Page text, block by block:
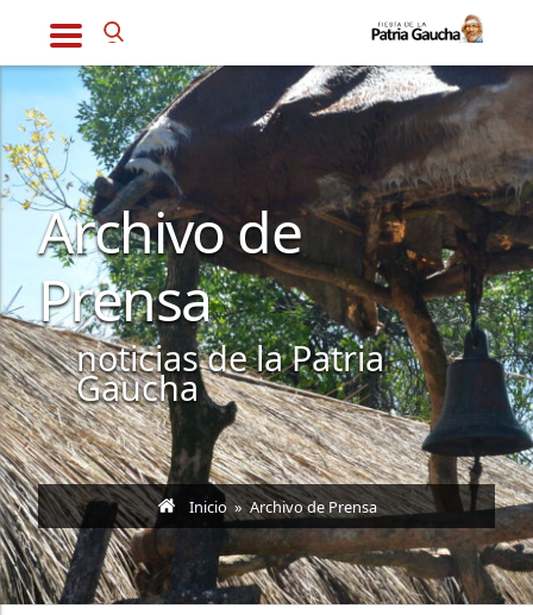
Archivo de
Prensa
noticias de la Patria
Gaucha
Inicio» Archivo de Prensa